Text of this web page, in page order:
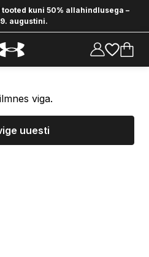
kuni 50% allahindlusega –
augustini.
viga.
uuesti